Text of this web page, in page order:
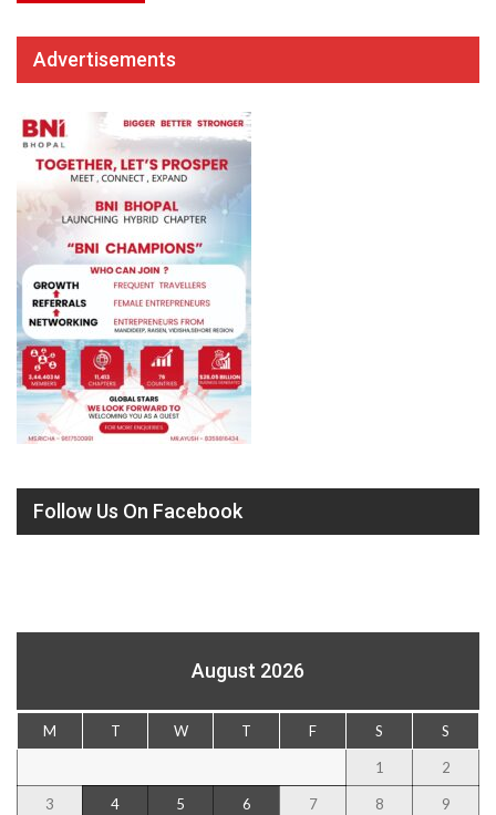
Advertisements
Follow Us On Facebook
August 2026
M T W T F S S
1 2
3 4 5 6 7 8 9